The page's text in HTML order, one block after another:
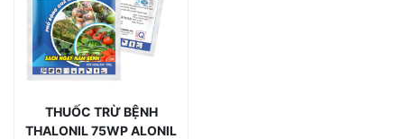
THUỐC TRỪ BỆNH
THALONIL 75WP ALONIL